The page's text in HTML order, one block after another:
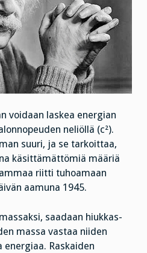
voidaan laskea energian
neliöllä (c²).
suuri, ja se tarkoittaa,
käsittämättömiä määriä
riitti tuhoamaan
aamuna 1945.
saadaan hiukkas-
massa vastaa niiden
Raskaiden